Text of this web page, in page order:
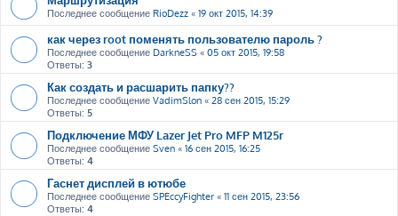
Последнее сообщение RioDezz « 19 окт 2015, 14:39
как через root поменять пользователю пароль ?
Последнее сообщение DarkneSS « 05 окт 2015, 19:58
Ответы: 3
Как создать и расшарить папку??
Последнее сообщение VadimSlon « 28 сен 2015, 15:29
Ответы: 5
Подключение МФУ Lazer Jet Pro MFP M125r
Последнее сообщение Sven « 16 сен 2015, 16:25
Ответы: 4
Гаснет дисплей в ютюбе
Последнее сообщение SPEccyFighter « 11 сен 2015, 23:56
Ответы: 4